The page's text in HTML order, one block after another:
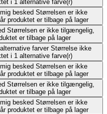
i 1 alternative farve(r)
besked Størrelsen er ikke
produktet er tilbage på lager
Størrelsen er ikke tilgængelig,
er tilbage på lager
farver Størrelse ikke
i 1 alternative farve(r)
besked Størrelsen er ikke
produktet er tilbage på lager
Størrelsen er ikke tilgængelig,
er tilbage på lager
besked Størrelsen er ikke
produktet er tilbage på lager